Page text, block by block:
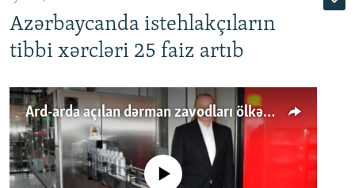
Azərbaycanda istehlakçıların
tibbi xərcləri 25 faiz artıb
Ard-arda açılan dərman zavodları ölkənin tələbatını ödəyirmi?
No media source currently available